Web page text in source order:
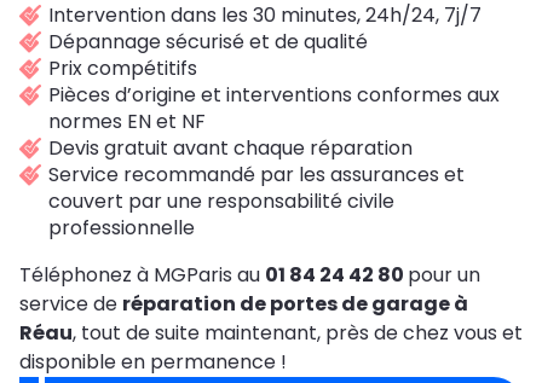
Intervention dans les 30 minutes, 24h/24, 7j/7
Dépannage sécurisé et de qualité
Prix compétitifs
Pièces d’origine et interventions conformes aux
normes EN et NF
Devis gratuit avant chaque réparation
Service recommandé par les assurances et
couvert par une responsabilité civile
professionnelle
Téléphonez à MGParis au 01 84 24 42 80 pour un
service de réparation de portes de garage à
Réau, tout de suite maintenant, près de chez vous et
disponible en permanence !